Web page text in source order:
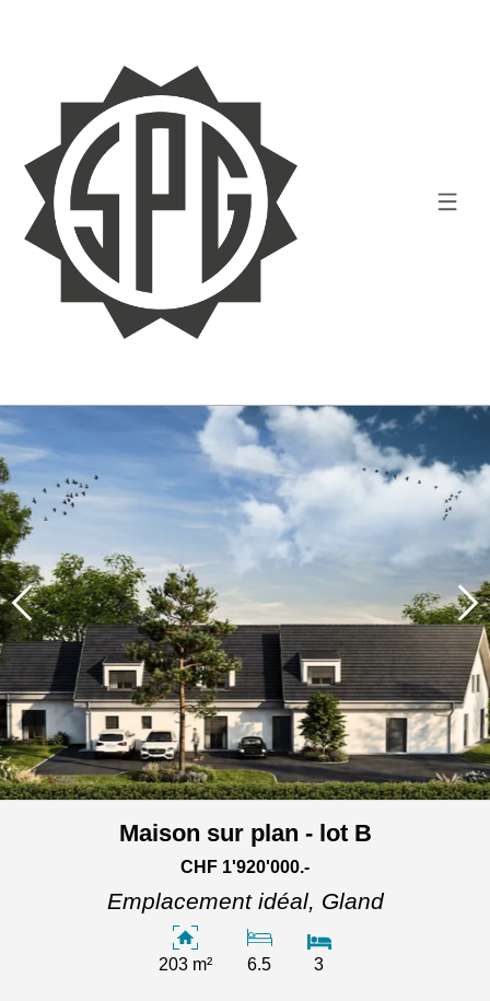
Maison sur plan - lot B
CHF 1'920'000.-
Emplacement idéal, Gland
203 m² 6.5 3